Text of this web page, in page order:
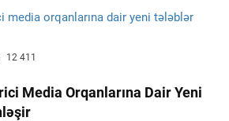
12 411
Media Orqanlarına Dair Yeni